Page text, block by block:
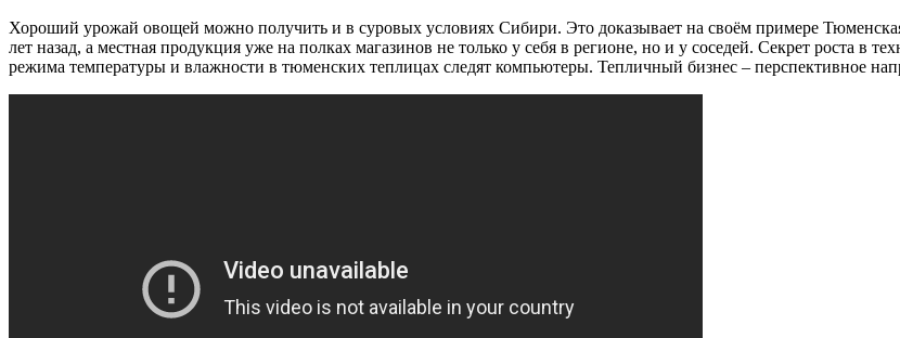
Хороший урожай овощей можно получить и в суровых условиях Сибири. Это доказывает на своём примере Тюменская
лет назад, а местная продукция уже на полках магазинов не только у себя в регионе, но и у соседей. Секрет роста в
режима температуры и влажности в тюменских теплицах следят компьютеры. Тепличный бизнес – перспективное